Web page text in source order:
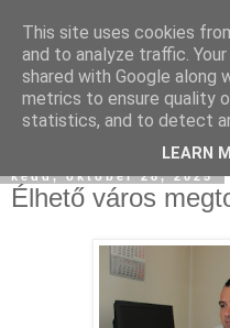
kedd, október 28, 2025
Élhető város
This site uses cookies
and to analyze traffic.
shared with Google along
metrics to ensure quality
statistics, and to detect
LEARN